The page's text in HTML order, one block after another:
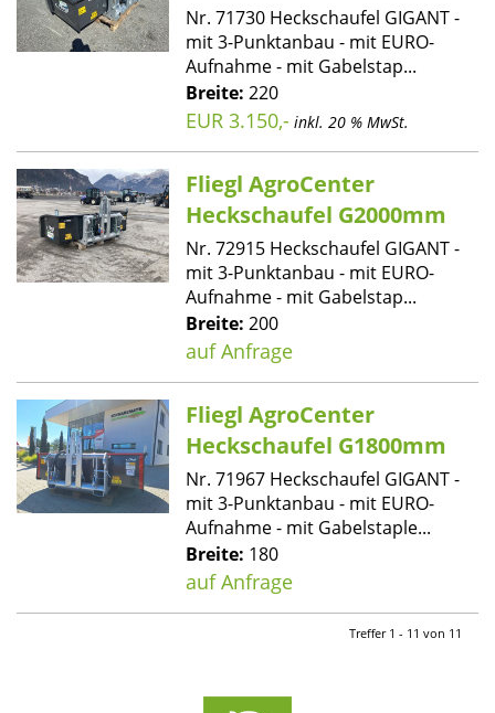
Nr. 71730 Heckschaufel GIGANT -
mit 3-Punktanbau - mit EURO-
Aufnahme - mit Gabelstap...
Breite: 220
EUR 3.150,- inkl. 20 % MwSt.
Fliegl AgroCenter
Heckschaufel G2000mm
Nr. 72915 Heckschaufel GIGANT -
mit 3-Punktanbau - mit EURO-
Aufnahme - mit Gabelstap...
Breite: 200
auf Anfrage
Fliegl AgroCenter
Heckschaufel G1800mm
Nr. 71967 Heckschaufel GIGANT -
mit 3-Punktanbau - mit EURO-
Aufnahme - mit Gabelstaple...
Breite: 180
auf Anfrage
Treffer 1 - 11 von 11